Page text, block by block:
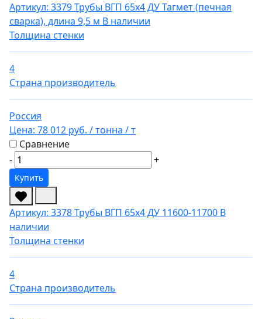
Артикул: 3379Трубы ВГП 65х4 ДУ Тагмет (печная
сварка), длина 9,5 м В наличии
Толщина стенки
4
Страна производитель
Россия
Цена: 78 012 руб. / тонна / т
Сравнение
-
+
Купить
Артикул: 3378Трубы ВГП 65х4 ДУ 11600-11700 В
наличии
Толщина стенки
4
Страна производитель